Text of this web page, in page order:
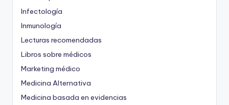
Infectología
Inmunología
Lecturas recomendadas
Libros sobre médicos
Marketing médico
Medicina Alternativa
Medicina basada en evidencias